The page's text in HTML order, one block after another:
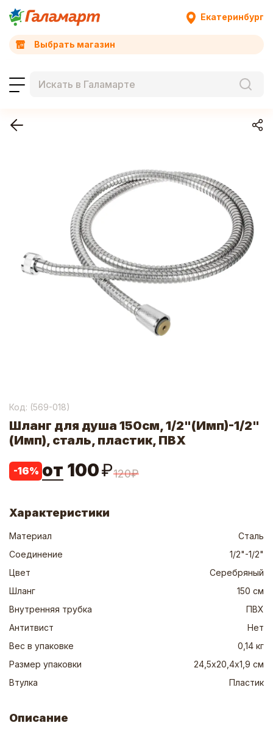
Екатеринбург
Выбрать магазин
Код: (569-018)
Шланг для душа 150см, 1/2"(Имп)-1/2"
(Имп), сталь, пластик, ПВХ
-16% от 100₽120₽
Характеристики
Материал
Сталь
Соединение
1/2"-1/2"
Цвет
Серебряный
Шланг
150 см
Внутренняя трубка
ПВХ
Антитвист
Нет
Вес в упаковке
0,14 кг
Размер упаковки
24,5х20,4х1,9 см
Втулка
Пластик
Описание